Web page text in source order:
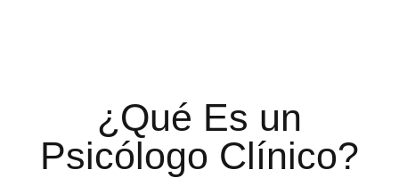
¿Qué Es un
Psicólogo Clínico?